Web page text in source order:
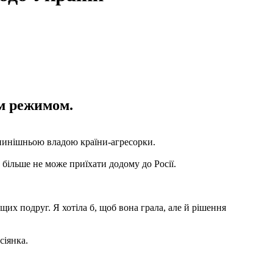
режимом.
владою країни-агресорки.
не може приїхати додому до Росії.
подруг. Я хотіла б, щоб вона грала, але й рішення